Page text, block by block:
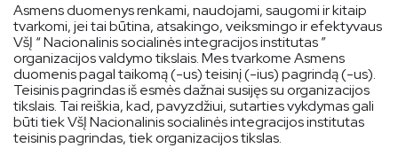
Asmens duomenys renkami, naudojami, saugomi ir kitaip
tvarkomi, jei tai būtina, atsakingo, veiksmingo ir efektyvaus
VšĮ “Nacionalinis socialinės integracijos institutas ”
organizacijos valdymo tikslais. Mes tvarkome Asmens
duomenis pagal taikomą (-us) teisinį (-ius) pagrindą (-us).
Teisinis pagrindas iš esmės dažnai susijęs su organizacijos
tikslais. Tai reiškia, kad, pavyzdžiui, sutarties vykdymas gali
būti tiek VšĮ Nacionalinis socialinės integracijos institutas
teisinis pagrindas, tiek organizacijos tikslas.